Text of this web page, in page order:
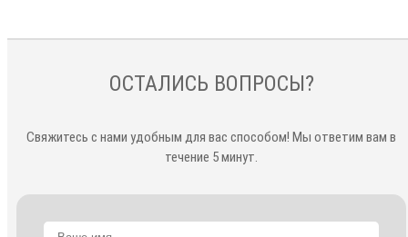
ОСТАЛИСЬ ВОПРОСЫ?
Свяжитесь с нами удобным для вас способом! Мы ответим вам в
течение 5 минут.